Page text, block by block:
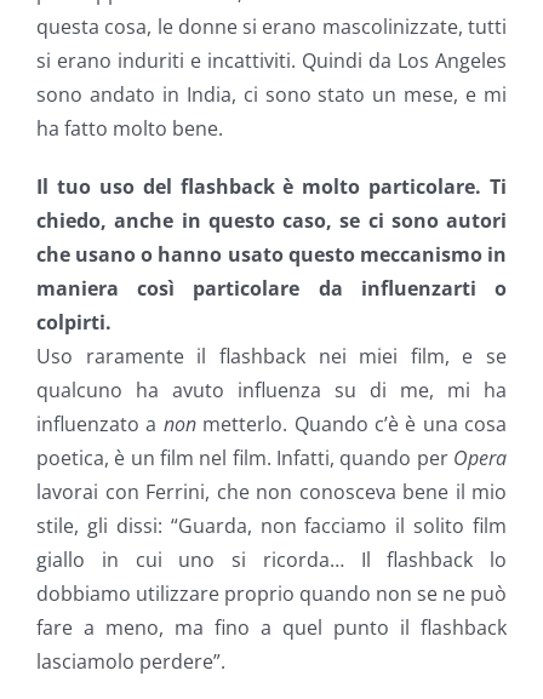
questa cosa, le donne si erano mascolinizzate, tutti
si erano induriti e incattiviti. Quindi da Los Angeles
sono andato in India, ci sono stato un mese, e mi
ha fatto molto bene.
Il tuo uso del flashback è molto particolare. Ti
chiedo, anche in questo caso, se ci sono autori
che usano o hanno usato questo meccanismo in
maniera così particolare da influenzarti o
colpirti.
Uso raramente il flashback nei miei film, e se
qualcuno ha avuto influenza su di me, mi ha
influenzato a nonmetterlo. Quando c’è è una cosa
poetica, è un film nel film. Infatti, quando per Opera
lavorai con Ferrini, che non conosceva bene il mio
stile, gli dissi: “Guarda, non facciamo il solito film
giallo in cui uno si ricorda… Il flashback lo
dobbiamo utilizzare proprio quando non se ne può
fare a meno, ma fino a quel punto il flashback
lasciamolo perdere”.